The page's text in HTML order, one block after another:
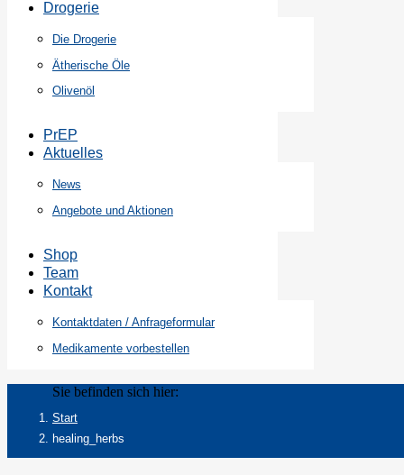
Drogerie
Die Drogerie
Ätherische Öle
Olivenöl
PrEP
Aktuelles
News
Angebote und Aktionen
Shop
Team
Kontakt
Kontaktdaten / Anfrageformular
Medikamente vorbestellen
Sie befinden sich hier:
Start
healing_herbs